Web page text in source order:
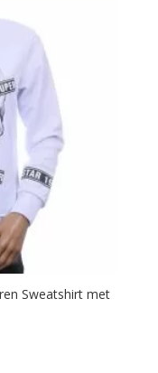
Sweatshirt met